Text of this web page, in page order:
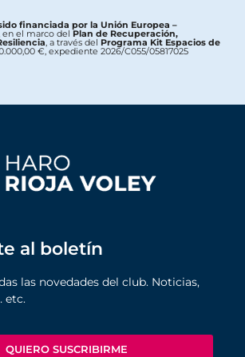
financiada por la Unión Europea –
, en el marco delPlan de Recuperación,
, a través del Programa Kit Espacios de
€, expediente 2026/C055/05817025
al boletín
las novedades del club. Noticias,
etc.
QUIERO SUSCRIBIRME